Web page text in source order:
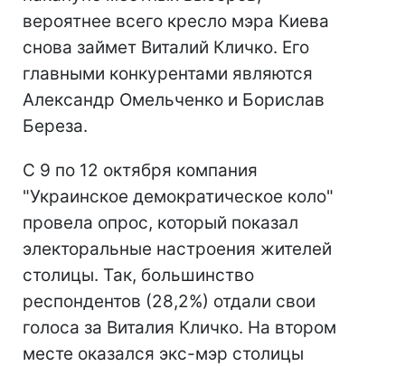
вероятнее всего кресло мэра Киева
снова займет Виталий Кличко. Его
главными конкурентами являются
Александр Омельченко и Борислав
Береза.
С 9 по 12 октября компания
"Украинское демократическое коло"
провела опрос, который показал
электоральные настроения жителей
столицы. Так, большинство
респондентов (28,2%) отдали свои
голоса за Виталия Кличко. На втором
месте оказался экс-мэр столицы